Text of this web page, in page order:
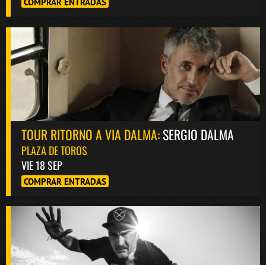
TOUR RITORNO A VIA DALMA:SERGIO DALMA
PLAZA DE TOROS
VIE 18 SEP
COMPRAR ENTRADAS